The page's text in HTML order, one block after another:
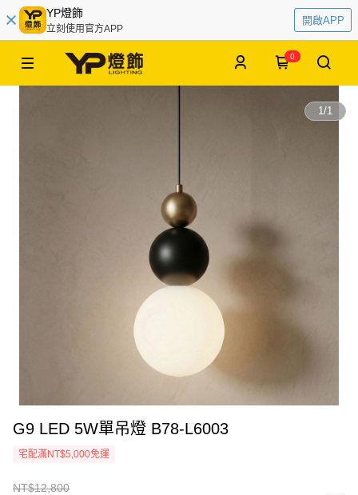
YP燈飾
立刻使用官方APP
開啟APP
0
1/1
G9 LED 5W單吊燈 B78-L6003
宅配滿NT$5,000免運
NT$12,800